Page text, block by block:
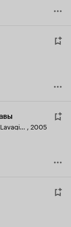
The Adventures of Sharkboy and Lavagirl 3-D , 2005